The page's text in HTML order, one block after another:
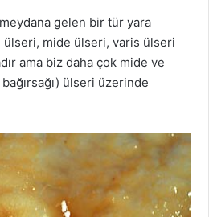
gelen bir tür yara
ülseri, mide ülseri, varis ülseri
ama biz daha çok mide ve
ülseri üzerinde